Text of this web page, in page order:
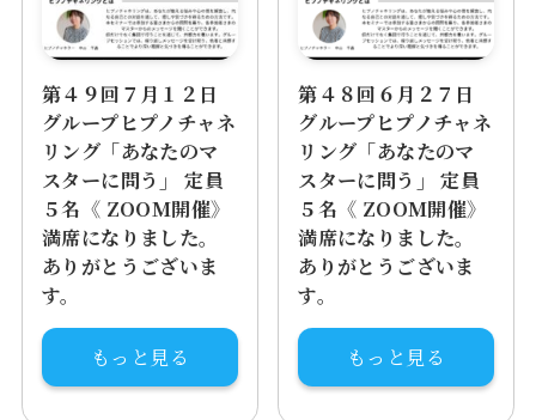
第４９回７月１２日
グループヒプノチャネ
リング「あなたのマ
スターに問う」 定員
５名《 ZOOM開催》
満席になりました。
ありがとうございま
す。
もっと見る
第４８回６月２７日
グループヒプノチャネ
リング「あなたのマ
スターに問う」 定員
５名《 ZOOM開催》
満席になりました。
ありがとうございま
す。
もっと見る